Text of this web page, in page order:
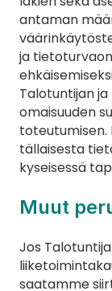
antaman
ja
Talotuntijan
omaisuuden
toteutumisen.
tällaisesta
kyseisessä
Muut
Jos
saatamme